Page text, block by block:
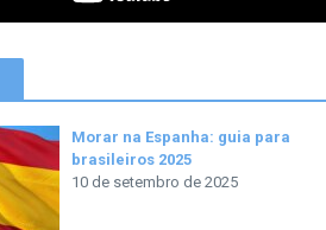
Morar na Espanha: guia para
brasileiros 2025
10 de setembro de 2025